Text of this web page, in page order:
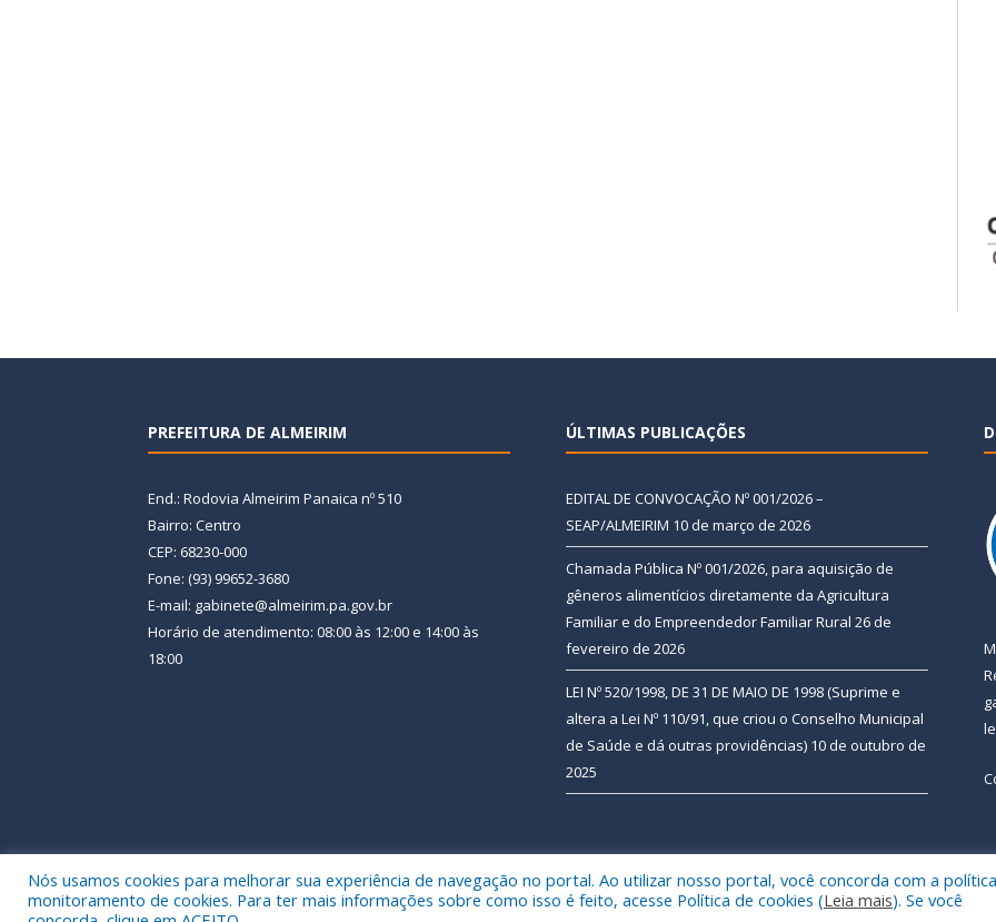
PREFEITURA DE ALMEIRIM
End.: Rodovia Almeirim Panaica nº 510
Bairro: Centro
CEP: 68230-000
Fone: (93) 99652-3680
E-mail: gabinete@almeirim.pa.gov.br
Horário de atendimento: 08:00 às 12:00 e 14:00 às
18:00
ÚLTIMAS PUBLICAÇÕES
EDITAL DE CONVOCAÇÃO Nº 001/2026 –
SEAP/ALMEIRIM 10 de março de 2026
Chamada Pública Nº 001/2026, para aquisição de
gêneros alimentícios diretamente da Agricultura
Familiar e do Empreendedor Familiar Rural 26 de
fevereiro de 2026
LEI Nº 520/1998, DE 31 DE MAIO DE 1998 (Suprime e
altera a Lei Nº 110/91, que criou o Conselho Municipal
de Saúde e dá outras providências) 10 de outubro de
2025
Todos os direitos reservados a Prefeitura Municipal de Almeirim. Mapa do Site
Nós usamos cookies para melhorar sua experiência de navegação no portal. Ao utilizar nosso portal, você concorda com a
monitoramento de cookies. Para ter mais informações sobre como isso é feito, acesse Política de cookies (Leia mais). Se você